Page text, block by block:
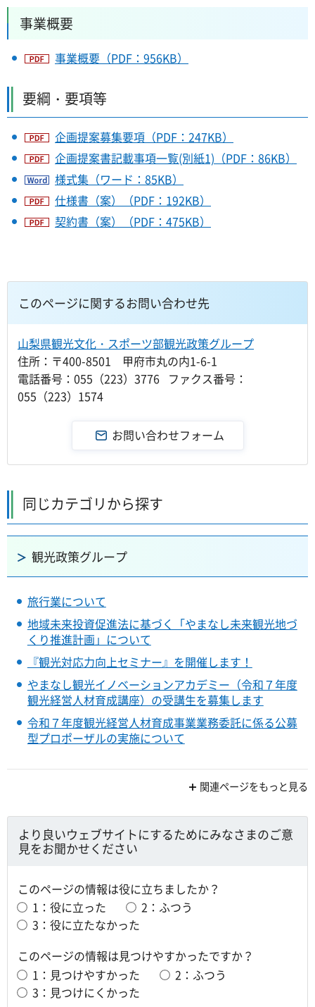
事業概要
事業概要（PDF：956KB）
要綱・要項等
企画提案募集要項（PDF：247KB）
企画提案書記載事項一覧(別紙1)（PDF：86KB）
様式集（ワード：85KB）
仕様書（案）（PDF：192KB）
契約書（案）（PDF：475KB）
このページに関するお問い合わせ先
山梨県観光文化・スポーツ部観光政策グループ
住所：〒400-8501 甲府市丸の内1-6-1
電話番号：055（223）3776 ファクス番号：
055（223）1574
同じカテゴリから探す
観光政策グループ
旅行業について
地域未来投資促進法に基づく「やまなし未来観光地づ
くり推進計画」について
『観光対応力向上セミナー』を開催します！
やまなし観光イノベーションアカデミー（令和７年度
観光経営人材育成講座）の受講生を募集します
令和７年度観光経営人材育成事業業務委託に係る公募
型プロポーザルの実施について
関連ページをもっと見る
より良いウェブサイトにするためにみなさまのご意
見をお聞かせください
このページの情報は役に立ちましたか？
1：役に立った
2：ふつう
3：役に立たなかった
このページの情報は見つけやすかったですか？
1：見つけやすかった
2：ふつう
3：見つけにくかった